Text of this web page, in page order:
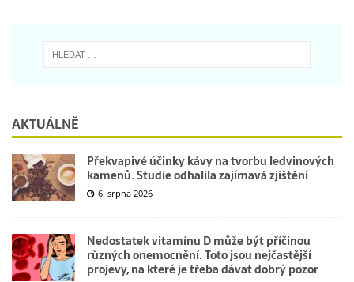
AKTUÁLNĚ
Překvapivé účinky kávy na tvorbu ledvinových
kamenů. Studie odhalila zajímavá zjištění
6. srpna 2026
Nedostatek vitamínu D může být příčinou
různých onemocnění. Toto jsou nejčastější
projevy, na které je třeba dávat dobrý pozor